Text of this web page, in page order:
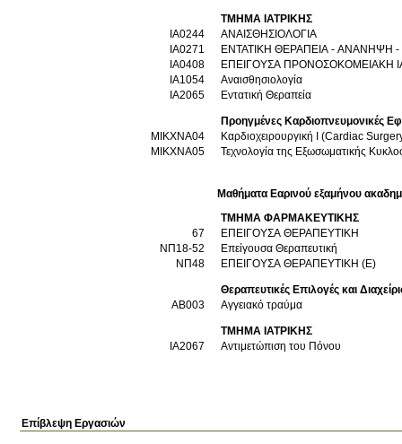
ΤΜΗΜΑ ΙΑΤΡΙΚΗΣ
ΙΑ0244
ΑΝΑΙΣΘΗΣΙΟΛΟΓΙΑ
ΙΑ0271
ΕΝΤΑΤΙΚΗ ΘΕΡΑΠΕΙΑ - ΑΝΑΝΗΨΗ
ΙΑ0408
ΕΠΕΙΓΟΥΣΑ ΠΡΟΝΟΣΟΚΟΜΕΙΑΚΗ
ΙΑ1054
Αναισθησιολογία
ΙΑ2065
Εντατική Θεραπεία
Προηγμένες Καρδιοπνευμονικές
ΜΙΚΧΝΑ04
Καρδιοχειρουργική Ι (Cardiac
ΜΙΚΧΝΑ05
Τεχνολογία της Εξωσωματικής
Μαθήματα Εαρινού εξαμήνου
ΤΜΗΜΑ ΦΑΡΜΑΚΕΥΤΙΚΗΣ
67
ΕΠΕΙΓΟΥΣΑ ΘΕΡΑΠΕΥΤΙΚΗ
ΝΠ18-52
Επείγουσα Θεραπευτική
ΝΠ48
ΕΠΕΙΓΟΥΣΑ ΘΕΡΑΠΕΥΤΙΚΗ (Ε)
Θεραπευτικές Επιλογές και
AB003
Αγγειακό τραύμα
ΤΜΗΜΑ ΙΑΤΡΙΚΗΣ
ΙΑ2067
Αντιμετώπιση του Πόνου
Επίβλεψη Εργασιών